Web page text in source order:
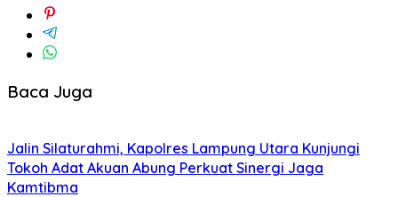
Baca Juga
Jalin Silaturahmi, Kapolres Lampung Utara Kunjungi
Tokoh Adat Akuan Abung Perkuat Sinergi Jaga
Kamtibma